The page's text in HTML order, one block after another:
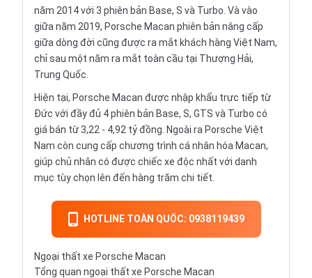
năm 2014 với 3 phiên bản Base, S và Turbo. Và vào
giữa năm 2019, Porsche Macan phiên bản nâng cấp
giữa dòng đời cũng được ra mắt khách hàng Việt Nam,
chỉ sau một năm ra mắt toàn cầu tại Thượng Hải,
Trung Quốc.
Hiện tại, Porsche Macan được nhập khẩu trực tiếp từ
Đức với đầy đủ 4 phiên bản Base, S, GTS và Turbo có
giá bán từ 3,22 - 4,92 tỷ đồng. Ngoài ra Porsche Việt
Nam còn cung cấp chương trình cá nhân hóa Macan,
giúp chủ nhân có được chiếc xe độc nhất với danh
mục tùy chọn lên đến hàng trăm chi tiết.
HOTLINE TOÀN QUỐC: 0938119439
Ngoại thất xe Porsche Macan
Tổng quan ngoại thất xe Porsche Macan